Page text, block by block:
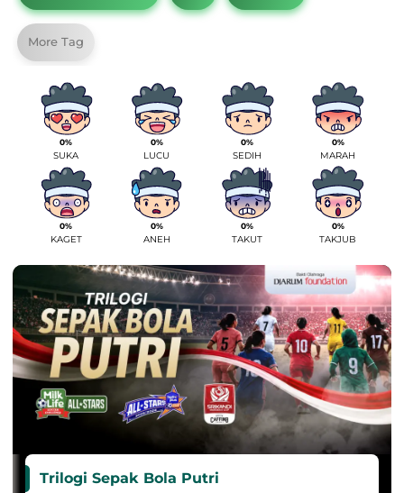
More Tag
0%
SUKA
0%
LUCU
0%
SEDIH
0%
MARAH
0%
KAGET
0%
ANEH
0%
TAKUT
0%
TAKJUB
Trilogi Sepak Bola Putri